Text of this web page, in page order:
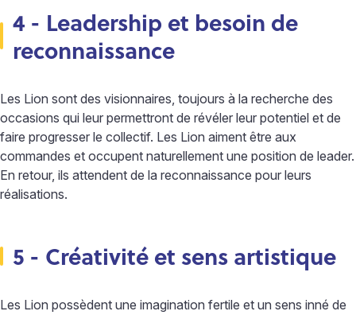
4 - Leadership et besoin de
reconnaissance
Les Lion sont des visionnaires, toujours à la recherche des
occasions qui leur permettront de révéler leur potentiel et de
faire progresser le collectif. Les Lion aiment être aux
commandes et occupent naturellement une position de leader.
En retour, ils attendent de la reconnaissance pour leurs
réalisations.
5 - Créativité et sens artistique
Les Lion possèdent une imagination fertile et un sens inné de